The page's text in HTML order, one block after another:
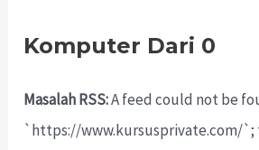
Komputer Dari 0
Masalah RSS:A feed could not be
`https://www.kursusprivate.com/`;